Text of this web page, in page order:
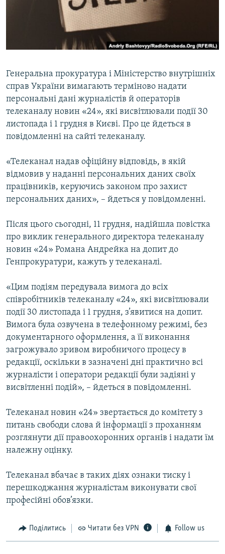
ВІДЕОУРОКИ «ELIFBE»
СВІДЧЕННЯ ОКУПАЦІЇ
УКРАЇНСЬКА ПРОБЛЕМА КРИМУ
Усі сайти RFE/RL
Генеральна прокуратура і Міністерство внутрішніх
справ України вимагають терміново надати
персональні дані журналістів й операторів
телеканалу новин «24», які висвітлювали події 30
листопада і 1 грудня в Києві. Про це йдеться в
повідомленні на сайті телеканалу.
«Телеканал надав офіційну відповідь, в якій
відмовив у наданні персональних даних своїх
працівників, керуючись законом про захист
персональних даних», – йдеться у повідомленні.
Після цього сьогодні, 11 грудня, надійшла повістка
про виклик генерального директора телеканалу
новин «24» Романа Андрейка на допит до
Генпрокуратури, кажуть у телеканалі.
«Цим подіям передувала вимога до всіх
співробітників телеканалу «24», які висвітлювали
події 30 листопада і 1 грудня, з’явитися на допит.
Вимога була озвучена в телефонному режимі, без
документарного оформлення, а її виконання
загрожувало зривом виробничого процесу в
редакції, оскільки в зазначені дні практично всі
журналісти і оператори редакції були задіяні у
висвітленні подій», – йдеться в повідомленні.
Телеканал новин «24» звертається до комітету з
питань свободи слова й інформації з проханням
розглянути дії правоохоронних органів і надати їм
належну оцінку.
Телеканал вбачає в таких діях ознаки тиску і
перешкоджання журналістам виконувати свої
професійні обов’язки.
Поділитись Читати без VPN Follow us